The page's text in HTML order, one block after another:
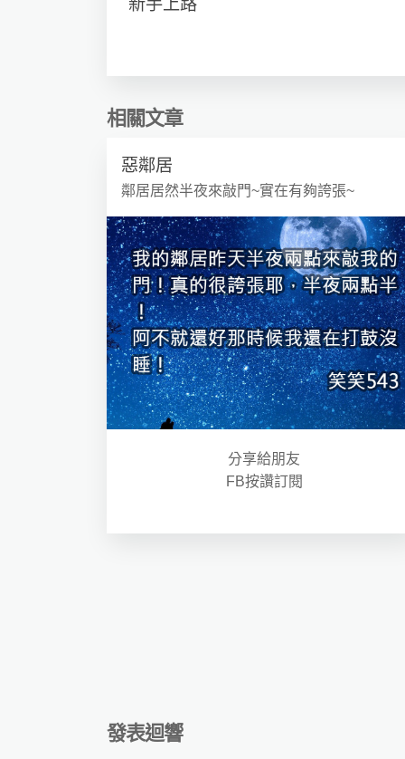
新手上路
相關文章
惡鄰居
鄰居居然半夜來敲門~實在有夠誇張~
分享給朋友
FB按讚訂閱
發表迴響